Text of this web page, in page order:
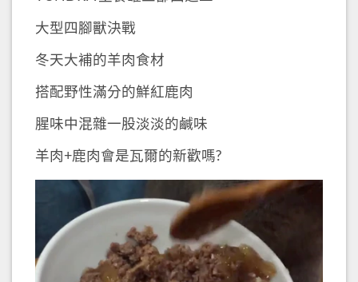
大型四腳獸決戰
冬天大補的羊肉食材
搭配野性滿分的鮮紅鹿肉
腥味中混雜一股淡淡的鹹味
羊肉+鹿肉會是瓦爾的新歡嗎?